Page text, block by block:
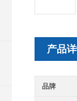
产品
品牌